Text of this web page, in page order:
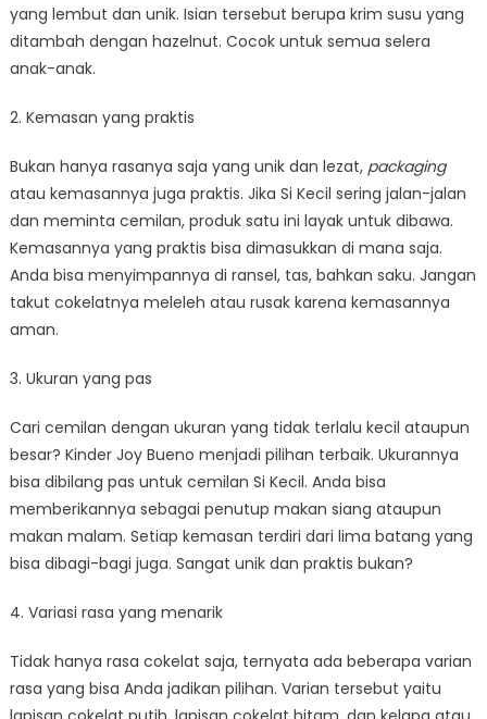
yang lembut dan unik. Isian tersebut berupa krim susu yang
ditambah dengan hazelnut. Cocok untuk semua selera
anak-anak.
2. Kemasan yang praktis
Bukan hanya rasanya saja yang unik dan lezat, packaging
atau kemasannya juga praktis. Jika Si Kecil sering jalan-jalan
dan meminta cemilan, produk satu ini layak untuk dibawa.
Kemasannya yang praktis bisa dimasukkan di mana saja.
Anda bisa menyimpannya di ransel, tas, bahkan saku. Jangan
takut cokelatnya meleleh atau rusak karena kemasannya
aman.
3. Ukuran yang pas
Cari cemilan dengan ukuran yang tidak terlalu kecil ataupun
besar? Kinder Joy Bueno menjadi pilihan terbaik. Ukurannya
bisa dibilang pas untuk cemilan Si Kecil. Anda bisa
memberikannya sebagai penutup makan siang ataupun
makan malam. Setiap kemasan terdiri dari lima batang yang
bisa dibagi-bagi juga. Sangat unik dan praktis bukan?
4. Variasi rasa yang menarik
Tidak hanya rasa cokelat saja, ternyata ada beberapa varian
rasa yang bisa Anda jadikan pilihan. Varian tersebut yaitu